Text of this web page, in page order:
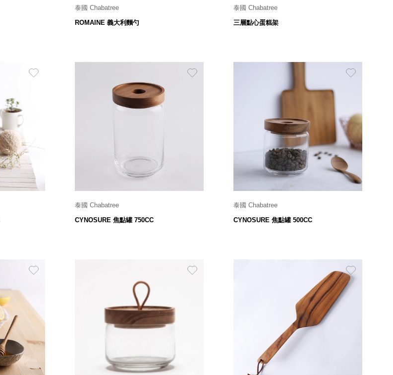
泰國 Chabatree
ROMAINE 義大利麵勺
W 7.2 x L 30 x H 4 cm
$580
泰國 Chabatree
三層點心蛋糕架
Ø 28 x H 39 cm
泰國 Chabatree
CYNOSURE 焦點罐 750CC
$ 699
泰國 Chabatree
CYNOSURE 焦點罐 500CC
$ 599